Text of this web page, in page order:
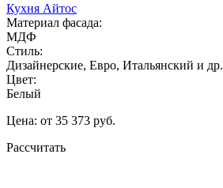
Кухня Айтос
Материал фасада:
МДФ
Стиль:
Дизайнерские, Евро, Итальянский и др.
Цвет:
Белый
Цена: от 35 373 руб.
Рассчитать